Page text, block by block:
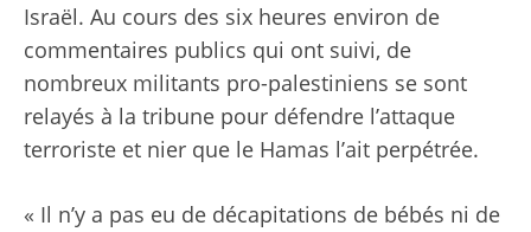
Israël. Au cours des six heures environ de
commentaires publics qui ont suivi, de
nombreux militants pro-palestiniens se sont
relayés à la tribune pour défendre l’attaque
terroriste et nier que le Hamas l’ait perpétrée.
« Il n’y a pas eu de décapitations de bébés ni de